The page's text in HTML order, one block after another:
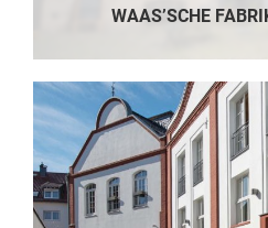
WAAS’SCHE